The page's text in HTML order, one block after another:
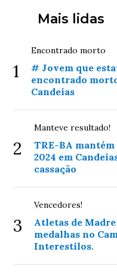
Mais lidas
1
Encontrado morto
# Jovem que
encontrado
Candeias
2
Manteve resultado!
TRE-BA
2024 em
cassação
3
Vencedores!
Atletas de
medalhas no
Interestilos.